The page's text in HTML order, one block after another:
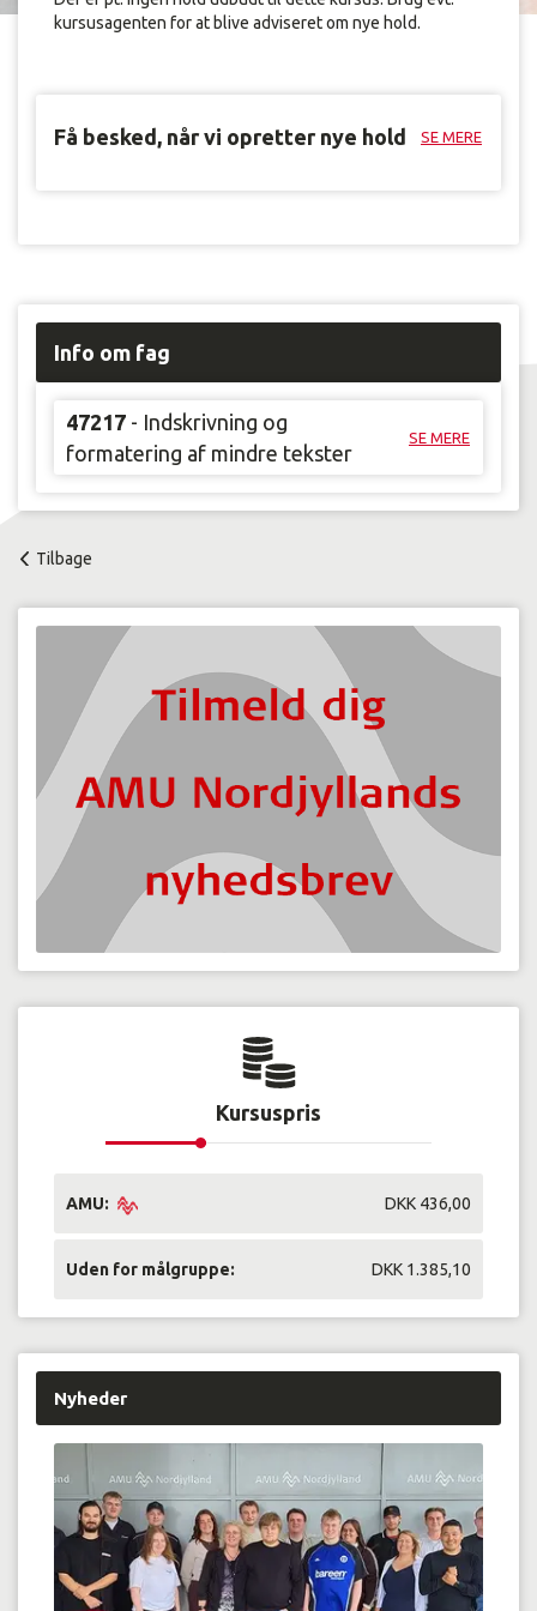
kursusagenten for at blive adviseret om nye hold.
Få besked, når vi opretter nye hold SE MERE
Info om fag
47217 - Indskrivning og
formatering af mindre tekster
SE MERE
Tilbage
Kursuspris
AMU: DKK 436,00
Uden for målgruppe: DKK 1.385,10
Nyheder